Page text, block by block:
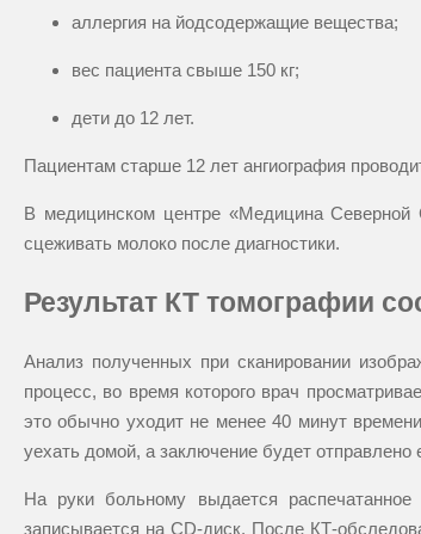
аллергия на йодсодержащие вещества;
вес пациента свыше 150 кг;
дети до 12 лет.
Пациентам старше 12 лет ангиография
В медицинском центре «Медицина Северной
сцеживать молоко после диагностики.
Результат КТ томографии
Анализ полученных при сканировании
процесс, во время которого врач
это обычно уходит не менее 40 минут
уехать домой, а заключение будет отправлено
На руки больному выдается
записывается на CD-диск. После КТ-